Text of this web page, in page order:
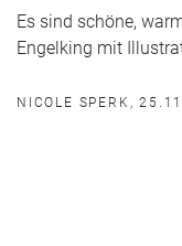
Es sind schöne,
Engelking mit
NICOLE SPERK,